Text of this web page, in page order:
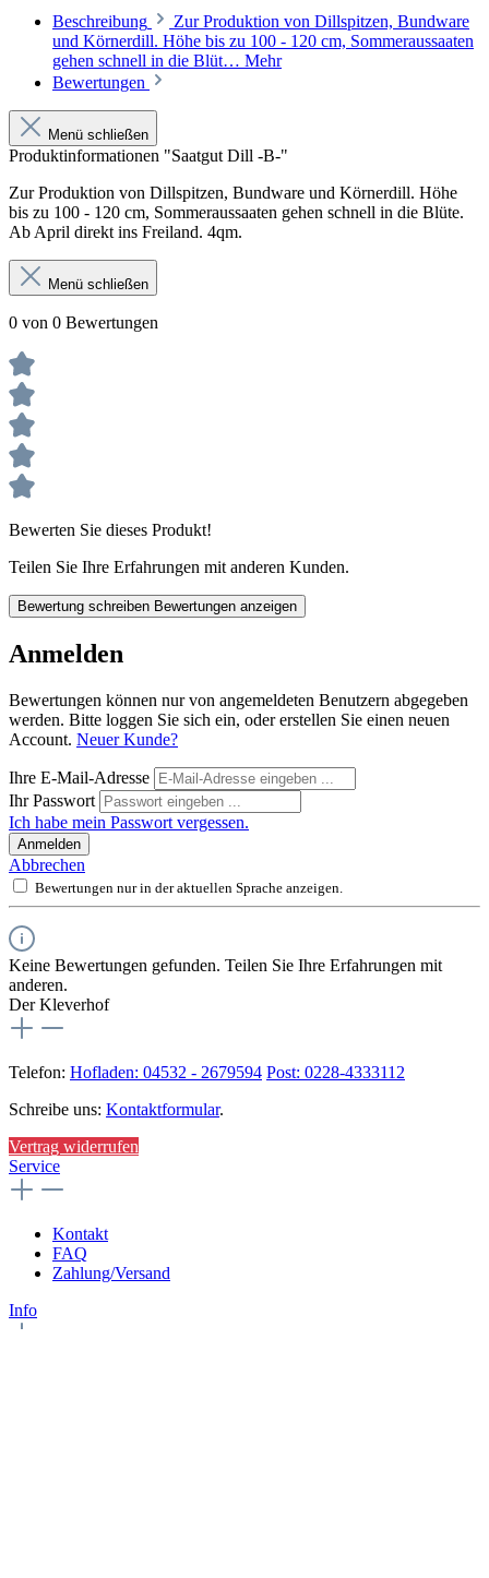
Beschreibung
Zur Produktion von Dillspitzen, Bundware
und Körnerdill. Höhe bis zu 100 - 120 cm, Sommeraussaaten
gehen schnell in die Blüt… Mehr
Bewertungen
Menü schließen
Produktinformationen "Saatgut Dill -B-"
Zur Produktion von Dillspitzen, Bundware und Körnerdill. Höhe
bis zu 100 - 120 cm, Sommeraussaaten gehen schnell in die Blüte.
Ab April direkt ins Freiland. 4qm.
Menü schließen
0 von 0 Bewertungen
Bewerten Sie dieses Produkt!
Teilen Sie Ihre Erfahrungen mit anderen Kunden.
Bewertung schreiben Bewertungen anzeigen
Anmelden
Bewertungen können nur von angemeldeten Benutzern abgegeben
werden. Bitte loggen Sie sich ein, oder erstellen Sie einen neuen
Account. Neuer Kunde?
Ihre E-Mail-Adresse
Ihr Passwort
Ich habe mein Passwort vergessen.
Anmelden
Abbrechen
Bewertungen nur in der aktuellen Sprache anzeigen.
Keine Bewertungen gefunden. Teilen Sie Ihre Erfahrungen mit
anderen.
Der Kleverhof
Telefon: Hofladen: 04532 - 2679594 Post: 0228-4333112
Schreibe uns: Kontaktformular.
Vertrag widerrufen
Service
Kontakt
FAQ
Zahlung/Versand
Info